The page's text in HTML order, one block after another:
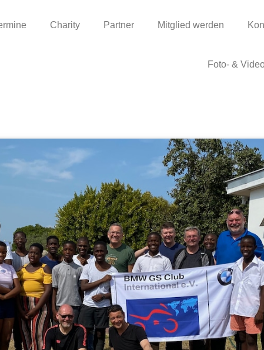
Charity Partner Mitglied werden
Foto- &